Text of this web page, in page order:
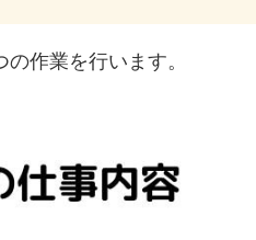
作業を行います。